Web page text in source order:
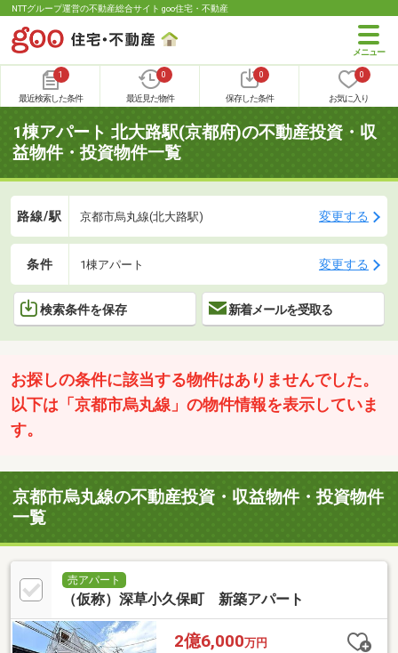
NTTグループ運営の不動産総合サイト goo住宅・不動産
1
最近検索した条件
0
最近見た物件
0
保存した条件
0
お気に入り
1棟アパート 北大路駅(京都府)の不動産投資・収
益物件・投資物件一覧
路線/駅 京都市烏丸線(北大路駅) 変更する
条件 1棟アパート 変更する
検索条件を保存 新着メールを受取る
お探しの条件に該当する物件はありませんでした。
以下は「京都市烏丸線」の物件情報を表示していま
す。
京都市烏丸線の不動産投資・収益物件・投資物件
一覧
売アパート
（仮称）深草小久保町 新築アパート
2億6,000万円